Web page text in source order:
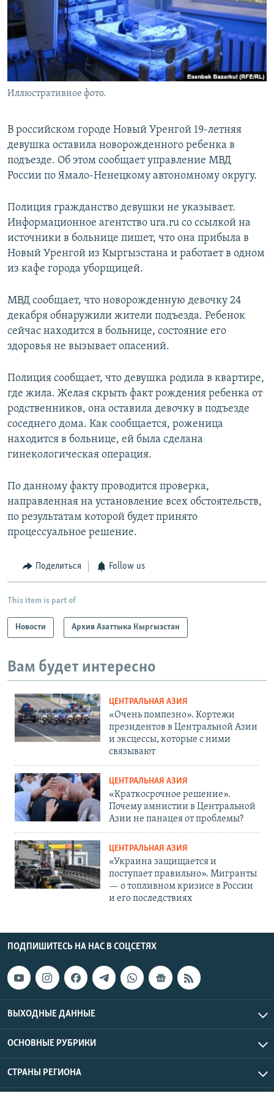
Иллюстративное фото.
В российском городе Новый Уренгой 19-летняя
девушка оставила новорожденного ребенка в
подъезде. Об этом сообщает управление МВД
России по Ямало-Ненецкому автономному округу.
Полиция гражданство девушки не указывает.
Информационное агентство ura.ru со ссылкой на
источники в больнице пишет, что она прибыла в
Новый Уренгой из Кыргызстана и работает в одном
из кафе города уборщицей.
МВД сообщает, что новорожденную девочку 24
декабря обнаружили жители подъезда. Ребенок
сейчас находится в больнице, состояние его
здоровья не вызывает опасений.
Полиция сообщает, что девушка родила в квартире,
где жила. Желая скрыть факт рождения ребенка от
родственников, она оставила девочку в подъезде
соседнего дома. Как сообщается, роженица
находится в больнице, ей была сделана
гинекологическая операция.
По данному факту проводится проверка,
направленная на установление всех обстоятельств,
по результатам которой будет принято
процессуальное решение.
Поделиться Follow us
This item is part of
Новости Архив Азаттыка Кыргызстан
Вам будет интересно
ЦЕНТРАЛЬНАЯ АЗИЯ
«Очень помпезно». Кортежи
президентов в Центральной Азии
и эксцессы, которые с ними
связывают
ЦЕНТРАЛЬНАЯ АЗИЯ
«Краткосрочное решение».
Почему амнистии в Центральной
Азии не панацея от проблемы?
ЦЕНТРАЛЬНАЯ АЗИЯ
«Украина защищается и
поступает правильно». Мигранты
— о топливном кризисе в России
и его последствиях
ПОДПИШИТЕСЬ НА НАС В СОЦСЕТЯХ
ВЫХОДНЫЕ ДАННЫЕ
ОСНОВНЫЕ РУБРИКИ
СТРАНЫ РЕГИОНА